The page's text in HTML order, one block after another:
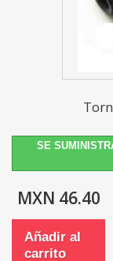
SE
MXN 46.40
Añadir al
carrito